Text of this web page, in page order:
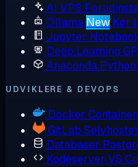
AI VPS
Ollama New Kør
Jupyter
Deep Learning
Anaconda
UDVIKLERE & DEVOPS
Docker
GitLab
Databaser
Kodeserver VS